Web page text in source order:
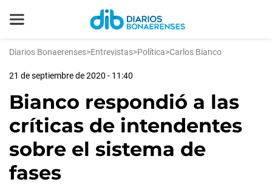
Diarios Bonaerenses>Entrevistas>Política>Carlos Bianco
21 de septiembre de 2020 - 11:40
Bianco respondió a las
críticas de intendentes
sobre el sistema de
fases